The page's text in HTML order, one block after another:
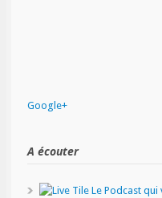
Google+
A écouter